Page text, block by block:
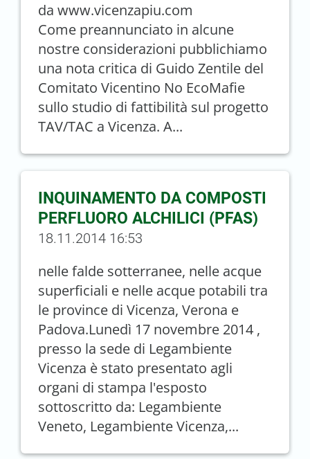
da www.vicenzapiu.com
Come preannunciato in alcune
nostre considerazioni pubblichiamo
una nota critica di Guido Zentile del
Comitato Vicentino No EcoMafie
sullo studio di fattibilità sul progetto
TAV/TAC a Vicenza. A...
INQUINAMENTO DA COMPOSTI
PERFLUORO ALCHILICI (PFAS)
18.11.2014 16:53
nelle falde sotterranee, nelle acque
superficiali e nelle acque potabili tra
le province di Vicenza, Verona e
Padova.Lunedì 17 novembre 2014 ,
presso la sede di Legambiente
Vicenza è stato presentato agli
organi di stampa l'esposto
sottoscritto da: Legambiente
Veneto, Legambiente Vicenza,...